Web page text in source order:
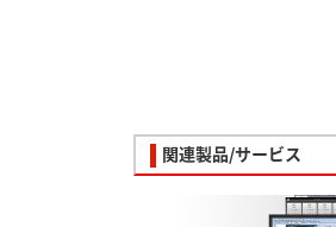
関連製品/サービス